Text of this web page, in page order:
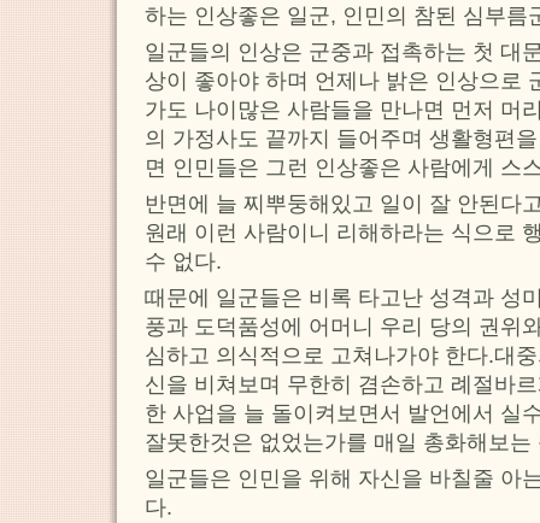
하는 인상좋은 일군, 인민의 참된 심부름
일군들의 인상은 군중과 접촉하는 첫 대
상이 좋아야 하며 언제나 밝은 인상으로
가도 나이많은 사람들을 만나면 먼저 머
의 가정사도 끝까지 들어주며 생활형편
면 인민들은 그런 인상좋은 사람에게 스
반면에 늘 찌뿌둥해있고 일이 잘 안된다
원래 이런 사람이니 리해하라는 식으로
수 없다.
때문에 일군들은 비록 타고난 성격과 성
풍과 도덕품성에 어머니 우리 당의 권위
심하고 의식적으로 고쳐나가야 한다.대
신을 비쳐보며 무한히 겸손하고 례절바
한 사업을 늘 돌이켜보면서 발언에서 실
잘못한것은 없었는가를 매일 총화해보
일군들은 인민을 위해 자신을 바칠줄 아
다.